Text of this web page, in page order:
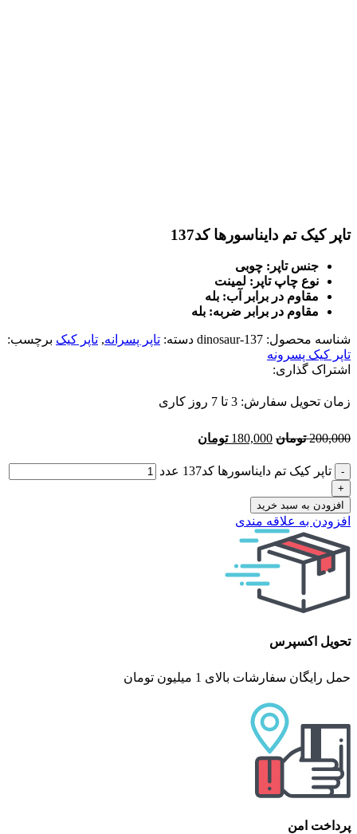
تاپر کیک تم دایناسورها کد137
جنس تاپر: چوبی
نوع چاپ تاپر: لمینت
مقاوم در برابر آب: بله
مقاوم در برابر ضربه: بله
شناسه محصول: dinosaur-137 دسته: تاپر پسرانه, تاپر کیک برچسب:
تاپر کیک پسرونه
اشتراک گذاری:
زمان تحویل سفارش: 3 تا 7 روز کاری
200,000 تومان 180,000 تومان
تاپر کیک تم دایناسورها کد137 عدد
افزودن به سبد خرید
افزودن به علاقه مندی
تحویل اکسپرس
حمل رایگان سفارشات بالای 1 میلیون تومان
پرداخت امن